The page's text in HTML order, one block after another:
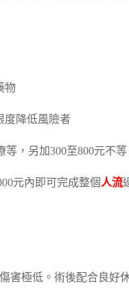
物
度降低風險者
，另加300至800元不等
元內即可完成整個人流
害極低。術後配合良好